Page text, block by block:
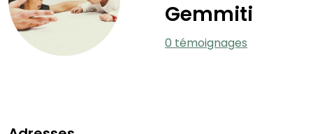
Gemmiti
0 témoignages